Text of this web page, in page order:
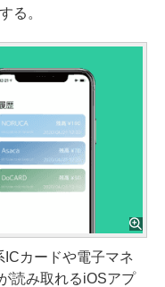
る。
カードや電子マネ
読み取れるiOSアプ